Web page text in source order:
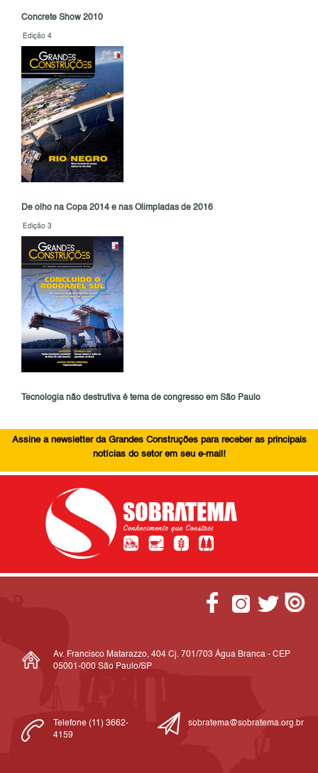
Concrete Show 2010
Edição 4
De olho na Copa 2014 e nas Olimpíadas de 2016
Edição 3
Tecnologia não destrutiva é tema de congresso em São Paulo
Assine a newsletter da Grandes Construções para receber as principais
notícias do setor em seu e-mail!
Av. Francisco Matarazzo, 404 Cj. 701/703 Água Branca - CEP
05001-000 São Paulo/SP
Telefone (11) 3662-
4159
sobratema@sobratema.org.br